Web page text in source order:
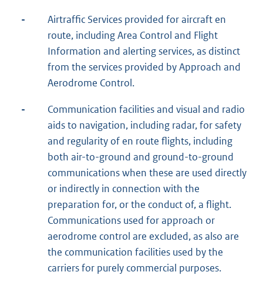
-
Airtraffic Services provided for aircraft en
route, including Area Control and Flight
Information and alerting services, as distinct
from the services provided by Approach and
Aerodrome Control.
-
Communication facilities and visual and radio
aids to navigation, including radar, for safety
and regularity of en route flights, including
both air-to-ground and ground-to-ground
communications when these are used directly
or indirectly in connection with the
preparation for, or the conduct of, a flight.
Communications used for approach or
aerodrome control are excluded, as also are
the communication facilities used by the
carriers for purely commercial purposes.